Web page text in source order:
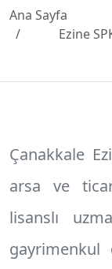
Ana Sayfa
Ezine
Çanakkale
arsa ve
lisanslı
gayrimenkul